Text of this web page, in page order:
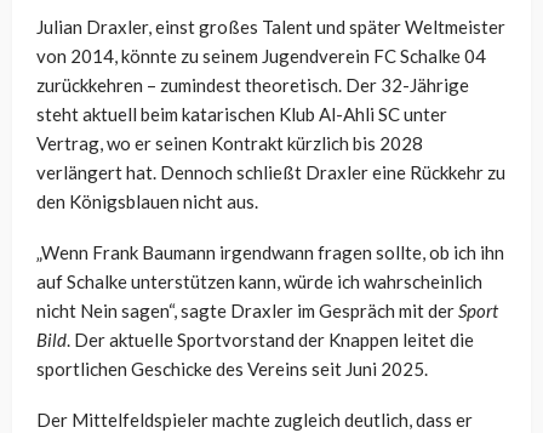
Julian Draxler, einst großes Talent und später Weltmeister
von 2014, könnte zu seinem Jugendverein FC Schalke 04
zurückkehren – zumindest theoretisch. Der 32-Jährige
steht aktuell beim katarischen Klub Al-Ahli SC unter
Vertrag, wo er seinen Kontrakt kürzlich bis 2028
verlängert hat. Dennoch schließt Draxler eine Rückkehr zu
den Königsblauen nicht aus.
„Wenn Frank Baumann irgendwann fragen sollte, ob ich ihn
auf Schalke unterstützen kann, würde ich wahrscheinlich
nicht Nein sagen“, sagte Draxler im Gespräch mit derSport
Bild. Der aktuelle Sportvorstand der Knappen leitet die
sportlichen Geschicke des Vereins seit Juni 2025.
Der Mittelfeldspieler machte zugleich deutlich, dass er